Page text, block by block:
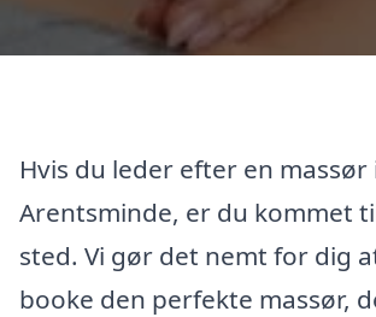
Hvis du leder efter en massør
Arentsminde, er du kommet
sted. Vi gør det nemt for dig
booke den perfekte massør,